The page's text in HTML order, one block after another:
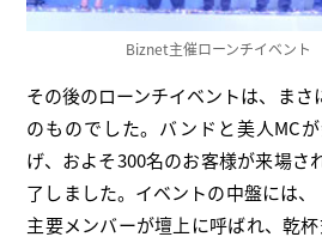
Biznet主催ローンチイベン
その後のローンチイベントは、まさ
のものでした。バンドと美人MC
げ、およそ300名のお客様が来場さ
了しました。イベントの中盤には
主要メンバーが壇上に呼ばれ、乾杯